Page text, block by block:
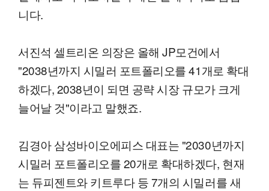
니다.
서진석 셀트리온 의장은 올해 JP모건에서
"2038년까지 시밀러 포트폴리오를 41개로 확대
하겠다, 2038년이 되면 공략 시장 규모가 크게
늘어날 것"이라고 말했죠.
김경아 삼성바이오에피스 대표는 "2030년까지
시밀러 포트폴리오를 20개로 확대하겠다, 현재
는 듀피젠트와 키트루다 등 7개의 시밀러를 새